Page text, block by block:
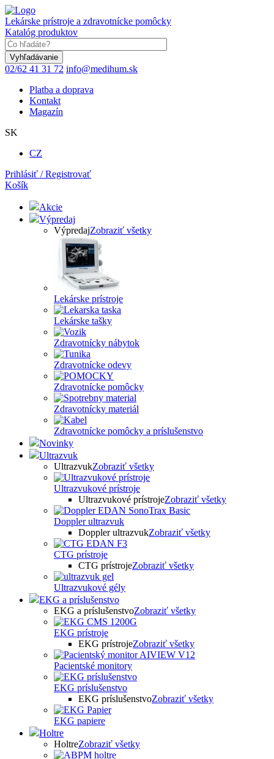
Skočiť
na
hlavný
obsah
Lekárske prístroje a zdravotnícke pomôcky
Katalóg produktov
02/62 41 31 72 info@medihum.sk
Platba a doprava
Kontakt
Magazín
SK
CZ
Prihlásiť / Registrovať
Košík
Akcie
Výpredaj
VýpredajZobraziť všetky
Lekárske prístroje
Lekárske tašky
Zdravotnícky nábytok
Zdravotnícke odevy
Zdravotnícke pomôcky
Zdravotnícky materiál
Zdravotnícke pomôcky a príslušenstvo
Novinky
Ultrazvuk
UltrazvukZobraziť všetky
Ultrazvukové prístroje
Ultrazvukové prístrojeZobraziť všetky
Doppler ultrazvuk
Doppler ultrazvukZobraziť všetky
CTG prístroje
CTG prístrojeZobraziť všetky
Ultrazvukové gély
EKG a príslušenstvo
EKG a príslušenstvoZobraziť všetky
EKG prístroje
EKG prístrojeZobraziť všetky
Pacientské monitory
EKG príslušenstvo
EKG príslušenstvoZobraziť všetky
EKG papiere
Holtre
HoltreZobraziť všetky